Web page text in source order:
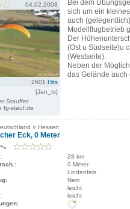
04.02.2008
2601 Hits
[Jan_tv]
Stauffer
fg-stauf.de
Bei dem
sich um ein
auch
Modellflugbetrieb
Der
(Ost u Südseite)u
(Westseite).
Neben der
das Gelände auch
» Hessen
Eck, 0 Meter
28 km
0 Meter
Lindenfels
Nein
leicht
leicht